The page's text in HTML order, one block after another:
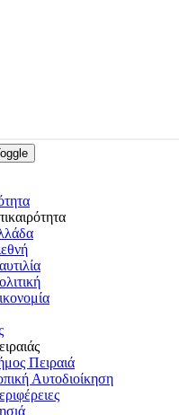
Πειραιά
Αυτοδιοίκηση